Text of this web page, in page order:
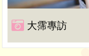
大霈專訪